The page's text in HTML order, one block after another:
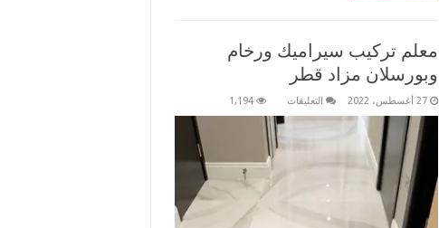
معلم تركيب سيراميك ورخام
وبورسلان مزاد قطر
27 أغسطس، 2022 التعليقات
تركيب
سيراميك
ورخام
وبورسلان
مزاد
قطر
مغلقة
1,194